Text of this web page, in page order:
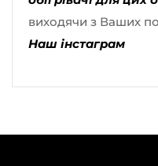
виходячи з Ваших
Наш інстаграм